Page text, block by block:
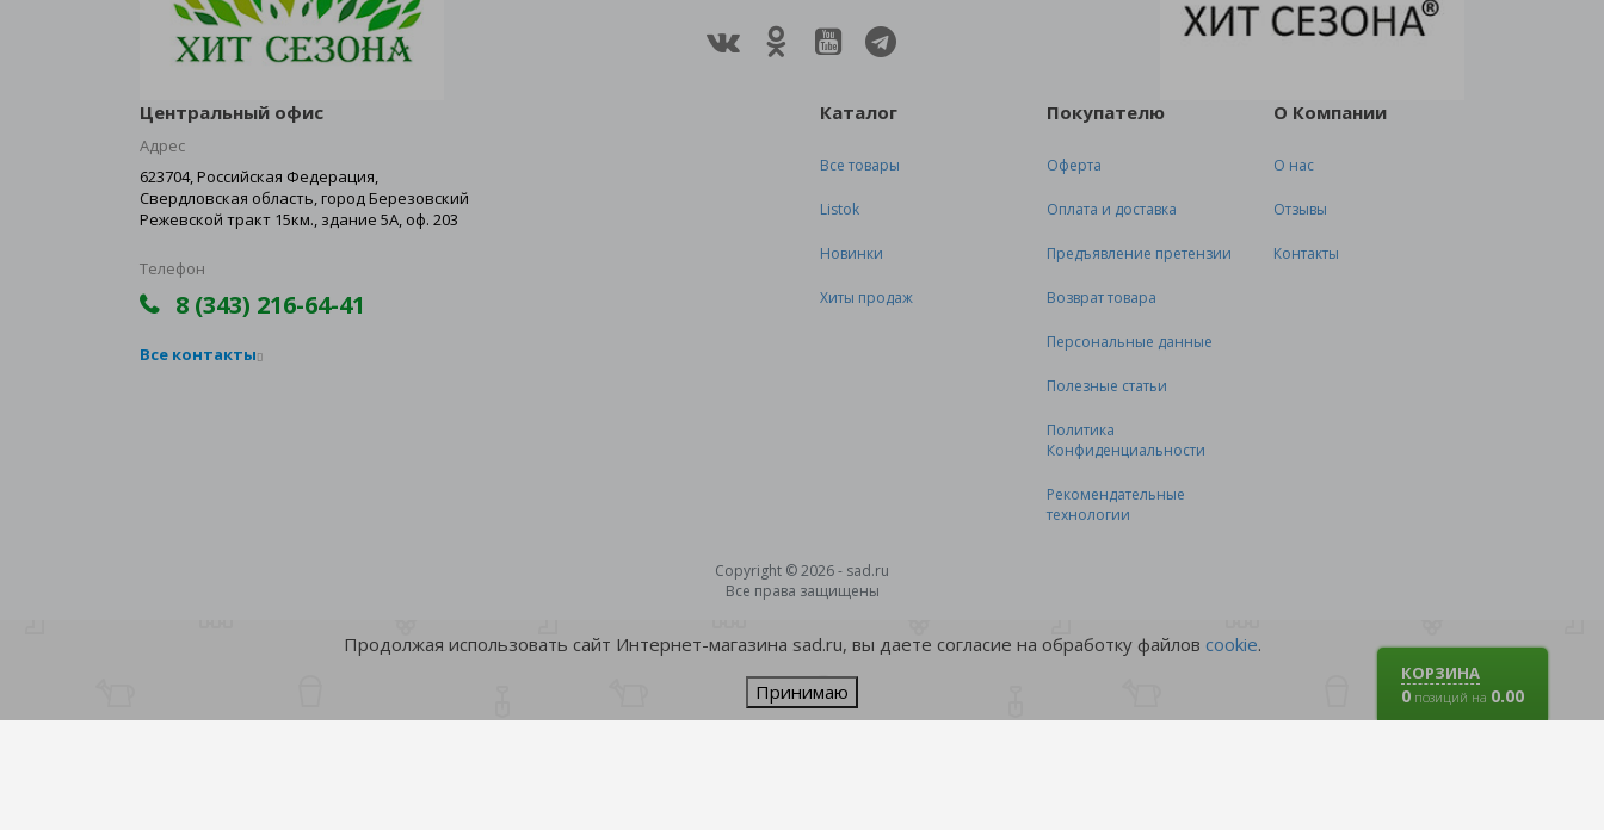
КОРЗИНА
0 позиций на 0.00
Центральный офис
Адрес
623704, Российская Федерация,
Свердловская область, город Березовский
Режевской тракт 15км., здание 5А, оф. 203
Телефон
8 (343) 216-64-41
Все контакты
Каталог
Все товары
Listok
Новинки
Хиты продаж
Покупателю
Оферта
Оплата и доставка
Предъявление претензии
Возврат товара
Персональные данные
Полезные статьи
Политика
Конфиденциальности
Рекомендательные
технологии
О Компании
О нас
Отзывы
Контакты
Copyright © 2026 - sad.ru
Все права защищены
Продолжая использовать сайт Интернет-магазина sad.ru, вы даете согласие на обработку файлов cookie.
Принимаю